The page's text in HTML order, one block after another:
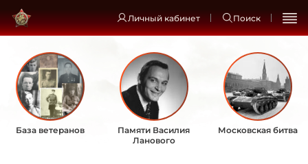
Личный кабинет Поиск
База ветеранов
Памяти Василия
Ланового
Московская битва